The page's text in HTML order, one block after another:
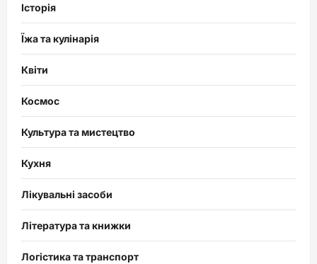
Історія
Їжа та кулінарія
Квіти
Космос
Культура та мистецтво
Кухня
Лікувальні засоби
Література та книжки
Логістика та транспорт